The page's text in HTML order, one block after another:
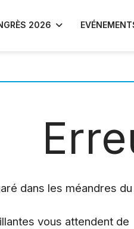
2026
dans les méandres du
vous attendent de